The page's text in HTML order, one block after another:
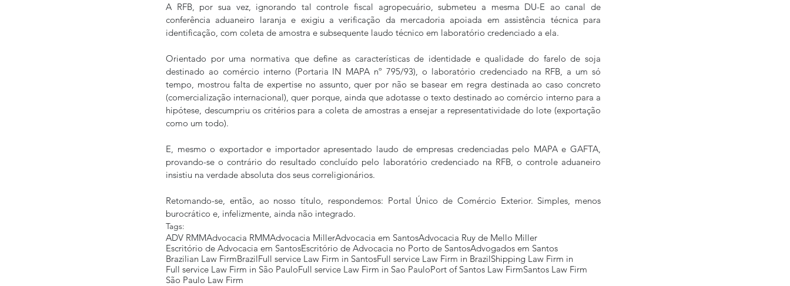
A RFB, por sua vez, ignorando tal controle fiscal agropecuário, submeteu a mesma DU-E ao canal de
conferência aduaneiro laranja e exigiu a verificação da mercadoria apoiada em assistência técnica para
identificação, com coleta de amostra e subsequente laudo técnico em laboratório credenciado a ela.
Orientado por uma normativa que define as características de identidade e qualidade do farelo de soja
destinado ao comércio interno (Portaria IN MAPA nº 795/93), o laboratório credenciado na RFB, a um só
tempo, mostrou falta de expertise no assunto, quer por não se basear em regra destinada ao caso concreto
(comercialização internacional), quer porque, ainda que adotasse o texto destinado ao comércio interno para a
hipótese, descumpriu os critérios para a coleta de amostras a ensejar a representatividade do lote (exportação
como um todo).
E, mesmo o exportador e importador apresentado laudo de empresas credenciadas pelo MAPA e GAFTA,
provando-se o contrário do resultado concluído pelo laboratório credenciado na RFB, o controle aduaneiro
insistiu na verdade absoluta dos seus correligionários.
Retomando-se, então, ao nosso título, respondemos: Portal Único de Comércio Exterior. Simples, menos
burocrático e, infelizmente, ainda não integrado.
Tags:
ADV RMMAdvocacia RMMAdvocacia MillerAdvocacia em SantosAdvocacia Ruy de Mello Miller
Escritório de Advocacia em SantosEscritório de Advocacia no Porto de SantosAdvogados em Santos
Brazilian Law FirmBrazilFull service Law Firm in SantosFull service Law Firm in BrazilShipping Law Firm in
Full service Law Firm in São PauloFull service Law Firm in Sao PauloPort of Santos Law FirmSantos Law Firm
São Paulo Law Firm